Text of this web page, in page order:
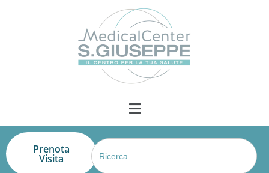
Prenota
Visita
Search
for: